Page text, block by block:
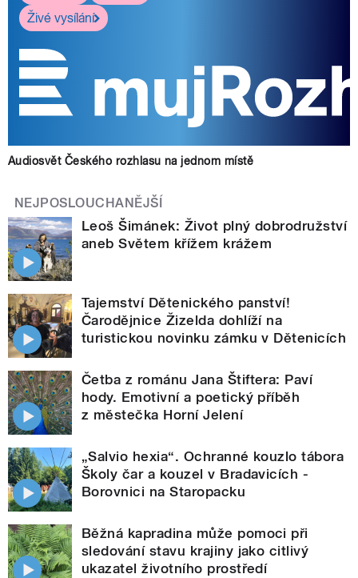
Živé vysílání
Audiosvět Českého rozhlasu na jednom místě
NEJPOSLOUCHANĚJŠÍ
Leoš Šimánek: Život plný dobrodružství
aneb Světem křížem krážem
Tajemství Dětenického panství!
Čarodějnice Žizelda dohlíží na
turistickou novinku zámku v Dětenicích
Četba z románu Jana Štiftera: Paví
hody. Emotivní a poetický příběh
z městečka Horní Jelení
„Salvio hexia“. Ochranné kouzlo tábora
Školy čar a kouzel v Bradavicích -
Borovnici na Staropacku
Běžná kapradina může pomoci při
sledování stavu krajiny jako citlivý
ukazatel životního prostředí